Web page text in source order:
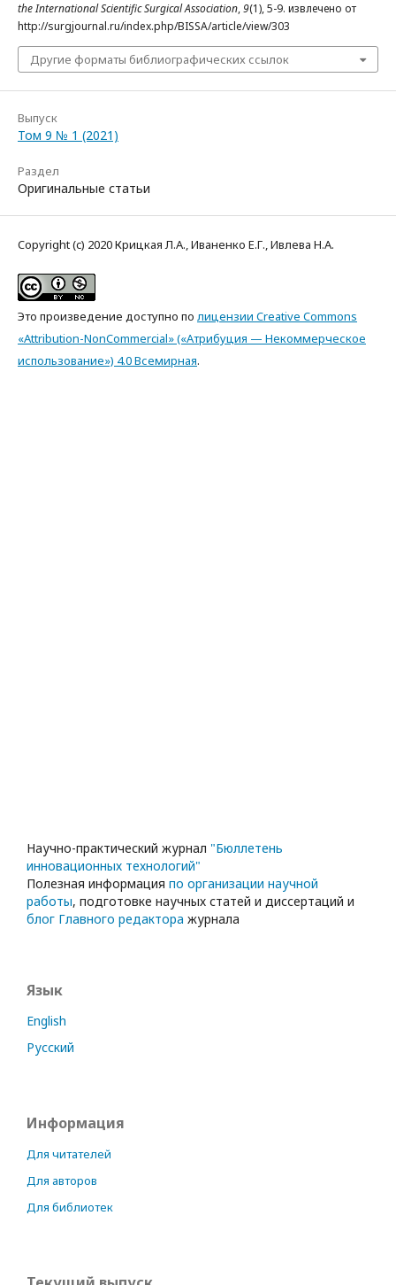
the International Scientific Surgical Association,9(1), 5-9. извлечено от
http://surgjournal.ru/index.php/BISSA/article/view/303
Другие форматы библиографических ссылок
Выпуск
Том 9 № 1 (2021)
Раздел
Оригинальные статьи
Copyright (c) 2020 Крицкая Л.А., Иваненко Е.Г., Ивлева Н.А.
Это произведение доступно по лицензии Creative Commons
«Attribution-NonCommercial» («Атрибуция — Некоммерческое
использование») 4.0 Всемирная.
Научно-практический журнал "Бюллетень
инновационных технологий"
Полезная информация по организации научной
работы, подготовке научных статей и диссертаций и
блог Главного редактора журнала
Язык
English
Русский
Информация
Для читателей
Для авторов
Для библиотек